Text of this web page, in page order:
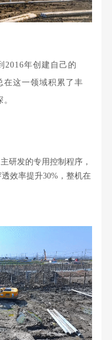
2016年创建自己的
在这一领域积累了丰
研发的专用控制程序，
效率提升30%，整机在